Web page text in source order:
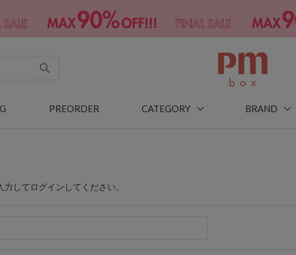
PREORDER CATEGORY BRAND
してログインしてください。